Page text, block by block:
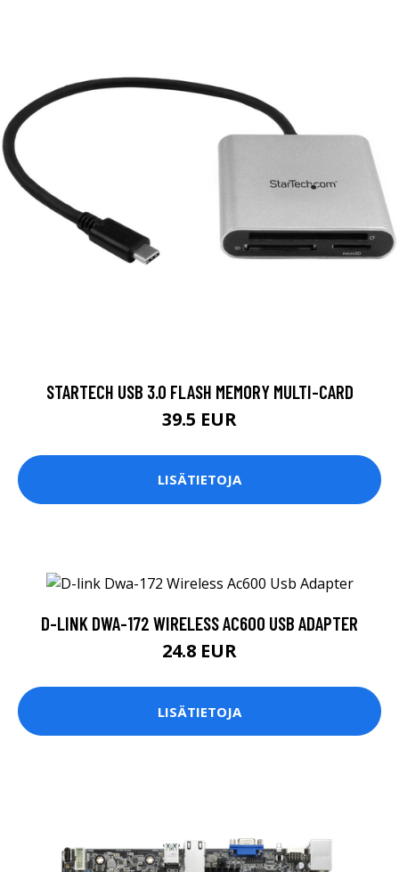
STARTECH USB 3.0 FLASH MEMORY MULTI-CARD
39.5 EUR
LISÄTIETOJA
D-LINK DWA-172 WIRELESS AC600 USB ADAPTER
24.8 EUR
LISÄTIETOJA